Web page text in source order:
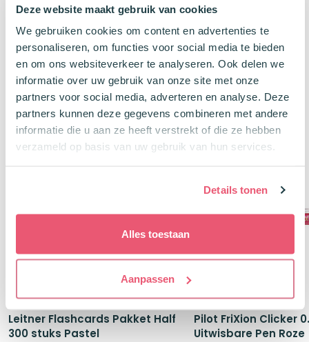
Deze website maakt gebruik van cookies
We gebruiken cookies om content en advertenties te
personaliseren, om functies voor social media te bieden
en om ons websiteverkeer te analyseren. Ook delen we
informatie over uw gebruik van onze site met onze
partners voor social media, adverteren en analyse. Deze
partners kunnen deze gegevens combineren met andere
informatie die u aan ze heeft verstrekt of die ze hebben
verzameld op basis van uw gebruik van hun services.
Details tonen
Alles toestaan
Aanpassen
was:
€9,29.
is:
€8,38.
2 lijndiktes: 2 + 5 mm
€5,49
Klanten kochten ook
Package Deal
Leitner Flashcards Pakket Half
300 stuks Pastel
Pilot FriXion Clicker
Uitwisbare Pen Roze